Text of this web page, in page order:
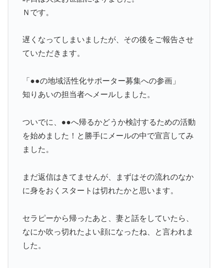
Ｎです。
遅くなってしまいましたが、その後をご報告させ
ていただきます。
「●●の地域活性化サポーター募集への参画」
知りあいの担当者へメールしました。
ついでに、●●へ帰るかどうか検討するための活動
を始めました！と勝手にメールの中で宣言してみ
ました。
まだ返信はきてませんが、まずはその流れのなか
に身をおくスタートは切れたかと思います。
セラピーから帰ったあと、妻と話をしていたら、
なにか吹っ切れたよい顔になったね、と言われま
した。